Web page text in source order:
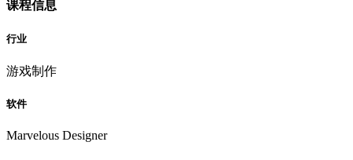
课程信息
行业
游戏制作
软件
Marvelous Designer